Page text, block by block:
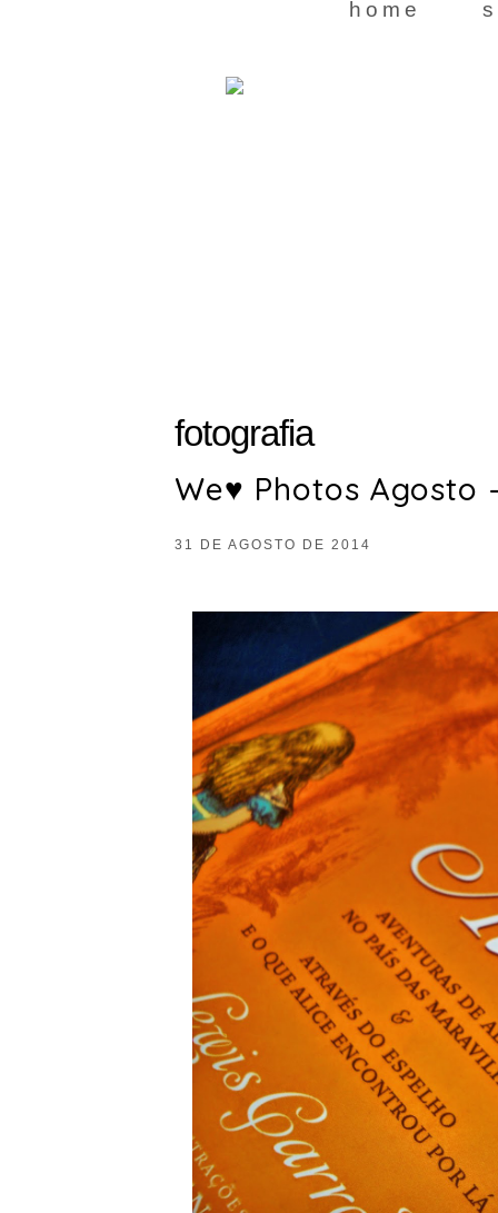
home
fotografia
We♥ Photos Agosto
31 DE AGOSTO DE 2014